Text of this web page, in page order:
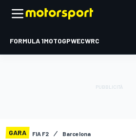
FORMULA 1MOTOGPWECWRC
GARA FIA F2 Barcelona